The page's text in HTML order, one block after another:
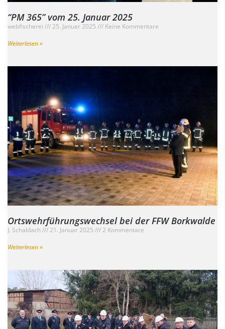
“PM 365” vom 25. Januar 2025
webfischerei 25. Januar 2025
Keine Kommentare
Weiterlesen »
Ortswehrführungswechsel bei der FFW Borkwalde
J. Schaldach 21. Januar 2025
2 Kommentare
Weiterlesen »